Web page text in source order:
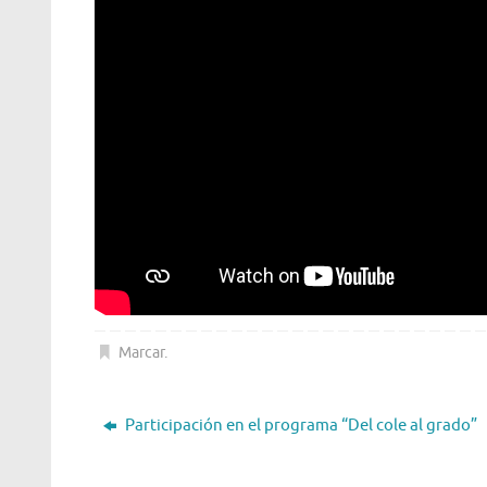
Marcar.
Participación en el programa “Del cole al grado”